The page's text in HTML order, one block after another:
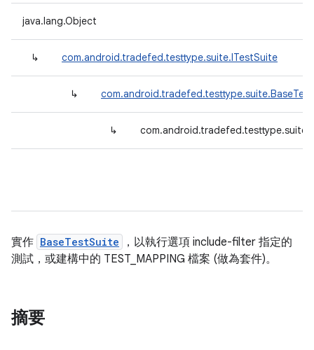
java.lang.Object
↳ com.android.tradefed.testtype.suite.ITestSuite
↳
↳
實作 BaseTestSuite
，以執行選項 include-filter 指定的
測試，或建構中的 TEST_MAPPING 檔案 (做為套件)。
摘要